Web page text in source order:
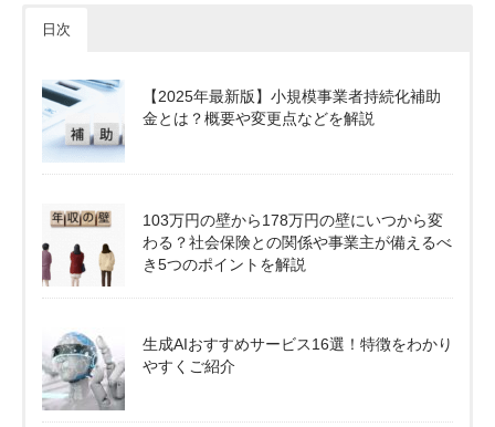
日次
【2025年最新版】小規模事業者持続化補助
金とは？概要や変更点などを解説
103万円の壁から178万円の壁にいつから変
わる？社会保険との関係や事業主が備えるべ
き5つのポイントを解説
生成AIおすすめサービス16選！特徴をわかり
やすくご紹介